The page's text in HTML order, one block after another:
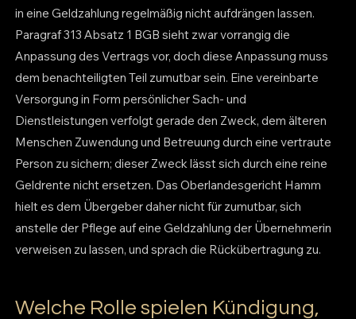
in eine Geldzahlung regelmäßig nicht aufdrängen lassen.
Paragraf 313 Absatz 1 BGB sieht zwar vorrangig die
Anpassung des Vertrags vor, doch diese Anpassung muss
dem benachteiligten Teil zumutbar sein. Eine vereinbarte
Versorgung in Form persönlicher Sach- und
Dienstleistungen verfolgt gerade den Zweck, dem älteren
Menschen Zuwendung und Betreuung durch eine vertraute
Person zu sichern; dieser Zweck lässt sich durch eine reine
Geldrente nicht ersetzen. Das Oberlandesgericht Hamm
hielt es dem Übergeber daher nicht für zumutbar, sich
anstelle der Pflege auf eine Geldzahlung der Übernehmerin
verweisen zu lassen, und sprach die Rückübertragung zu.
Welche Rolle spielen Kündigung,